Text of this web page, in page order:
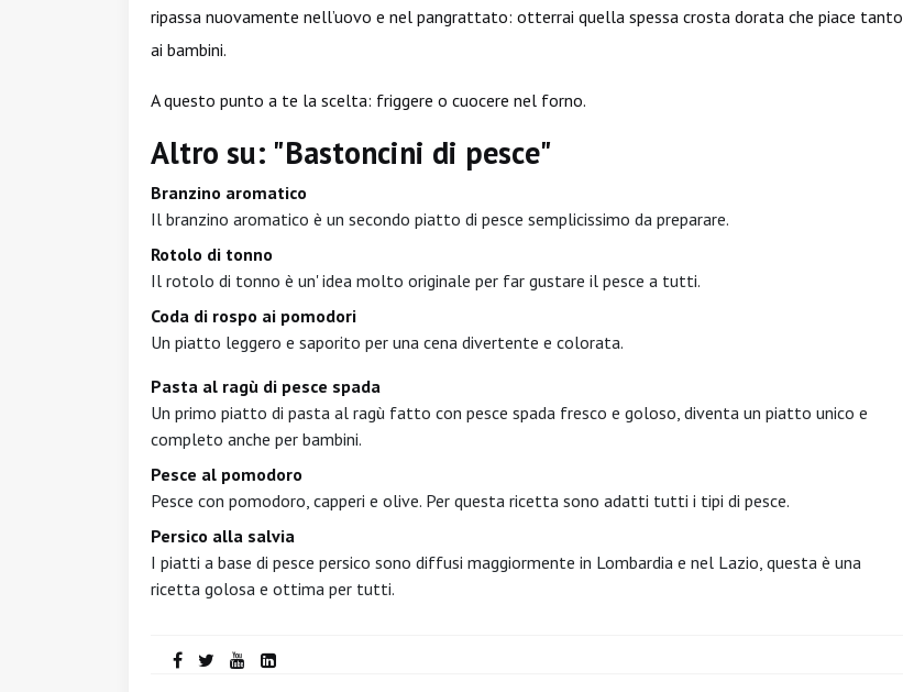
ripassa nuovamente nell’uovo e nel pangrattato: otterrai quella spessa crosta dorata che piace tanto
ai bambini.
A questo punto a te la scelta: friggere o cuocere nel forno.
Altro su: "Bastoncini di pesce"
Branzino aromatico
Il branzino aromatico è un secondo piatto di pesce semplicissimo da preparare.
Rotolo di tonno
Il rotolo di tonno è un' idea molto originale per far gustare il pesce a tutti.
Coda di rospo ai pomodori
Un piatto leggero e saporito per una cena divertente e colorata.
Pasta al ragù di pesce spada
Un primo piatto di pasta al ragù fatto con pesce spada fresco e goloso, diventa un piatto unico e
completo anche per bambini.
Pesce al pomodoro
Pesce con pomodoro, capperi e olive. Per questa ricetta sono adatti tutti i tipi di pesce.
Persico alla salvia
I piatti a base di pesce persico sono diffusi maggiormente in Lombardia e nel Lazio, questa è una
ricetta golosa e ottima per tutti.